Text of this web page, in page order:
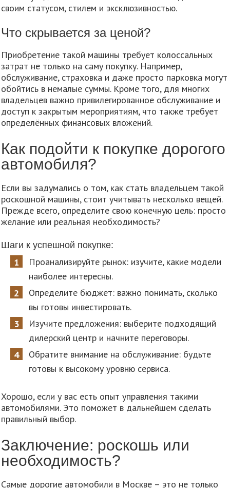
своим статусом, стилем и эксклюзивностью.
Что скрывается за ценой?
Приобретение такой машины требует колоссальных
затрат не только на саму покупку. Например,
обслуживание, страховка и даже просто парковка могут
обойтись в немалые суммы. Кроме того, для многих
владельцев важно привилегированное обслуживание и
доступ к закрытым мероприятиям, что также требует
определённых финансовых вложений.
Как подойти к покупке дорогого
автомобиля?
Если вы задумались о том, как стать владельцем такой
роскошной машины, стоит учитывать несколько вещей.
Прежде всего, определите свою конечную цель: просто
желание или реальная необходимость?
Шаги к успешной покупке:
Проанализируйте рынок: изучите, какие модели
наиболее интересны.
Определите бюджет: важно понимать, сколько
вы готовы инвестировать.
Изучите предложения: выберите подходящий
дилерский центр и начните переговоры.
Обратите внимание на обслуживание: будьте
готовы к высокому уровню сервиса.
Хорошо, если у вас есть опыт управления такими
автомобилями. Это поможет в дальнейшем сделать
правильный выбор.
Заключение: роскошь или
необходимость?
Самые дорогие автомобили в Москве – это не только